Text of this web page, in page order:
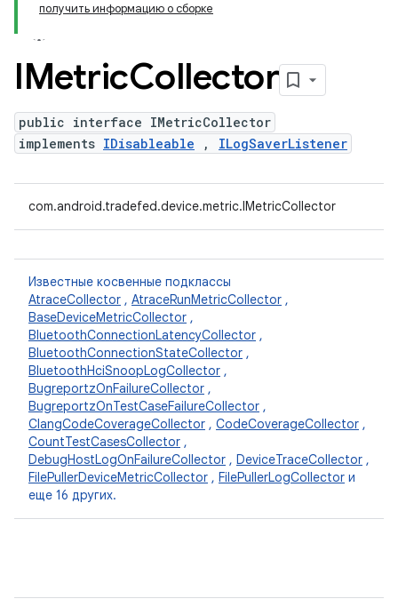
получить информацию о сборке
IMetricCollector
public interface IMetricCollector
implements IDisableable , ILogSaverListener
com.android.tradefed.device.metric.IMetricCollector
Известные косвенные подклассы
AtraceCollector , AtraceRunMetricCollector ,
BaseDeviceMetricCollector ,
BluetoothConnectionLatencyCollector ,
BluetoothConnectionStateCollector ,
BluetoothHciSnoopLogCollector ,
BugreportzOnFailureCollector ,
BugreportzOnTestCaseFailureCollector ,
ClangCodeCoverageCollector , CodeCoverageCollector ,
CountTestCasesCollector ,
DebugHostLogOnFailureCollector , DeviceTraceCollector ,
FilePullerDeviceMetricCollector , FilePullerLogCollector и
еще 16 других.